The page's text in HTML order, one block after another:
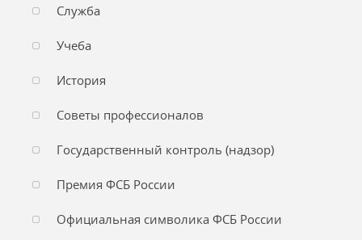
Служба
Учеба
История
Советы профессионалов
Государственный контроль (надзор)
Премия ФСБ России
Официальная символика ФСБ России